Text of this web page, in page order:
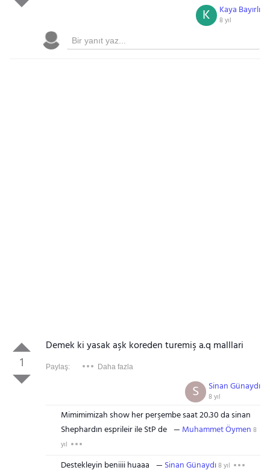
Kaya Bayırlı
8 yıl
K
1
Demek ki yasak aşk koreden turemiş a.q malllari
Paylaş: Daha fazla
Sinan Günaydı
8 yıl
S
Mimimimizah show her perşembe saat 20.30 da sinan
Shephardın esprileir ile StP de
Muhammet Öymen 8
yıl
Destekleyin beniiii huaaa Sinan Günaydı8 yıl